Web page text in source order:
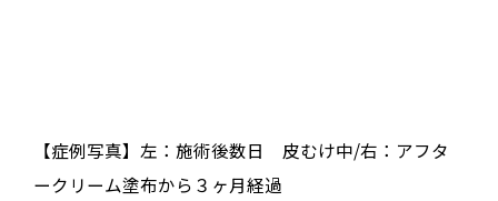
【症例写真】左：施術後数日 皮むけ中/右：アフタ
ークリーム塗布から３ヶ月経過